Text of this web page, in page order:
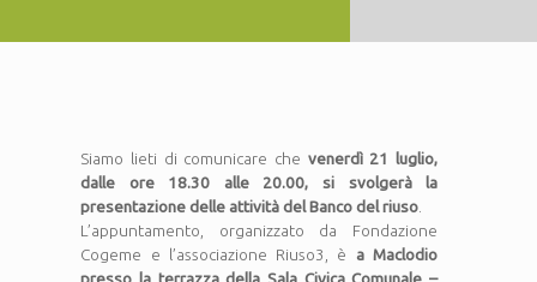
Siamo lieti di comunicare che venerdì 21 luglio,
dalle ore 18.30 alle 20.00, si svolgerà la
presentazione delle attività del Banco del riuso
L’appuntamento, organizzato da Fondazione
Cogeme e l’associazione Riuso3, è a Maclodio